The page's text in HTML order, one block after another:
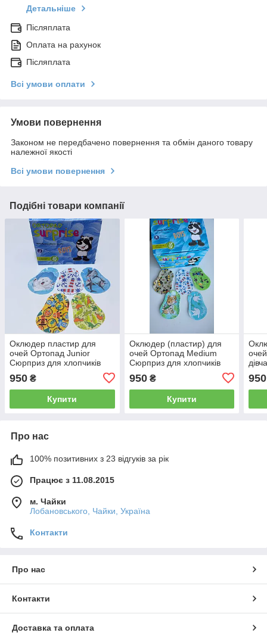
Детальніше
Післяплата
Оплата на рахунок
Післяплата
Всі умови оплати
Умови повернення
Законом не передбачено повернення та обмін даного товару
належної якості
Всі умови повернення
Подібні товари компанії
Оклюдер пластир для
очей Ортопад Junior
Сюрприз для хлопчиків
950 ₴
Купити
Оклюдер (пластир) для
очей Ортопад Medium
Сюрприз для хлопчиків
950₴
Купити
950
Про нас
100% позитивних з 23 відгуків за рік
Працює з 11.08.2015
м. Чайки
Лобановського, Чайки, Україна
Контакти
Про нас
Контакти
Доставка та оплата